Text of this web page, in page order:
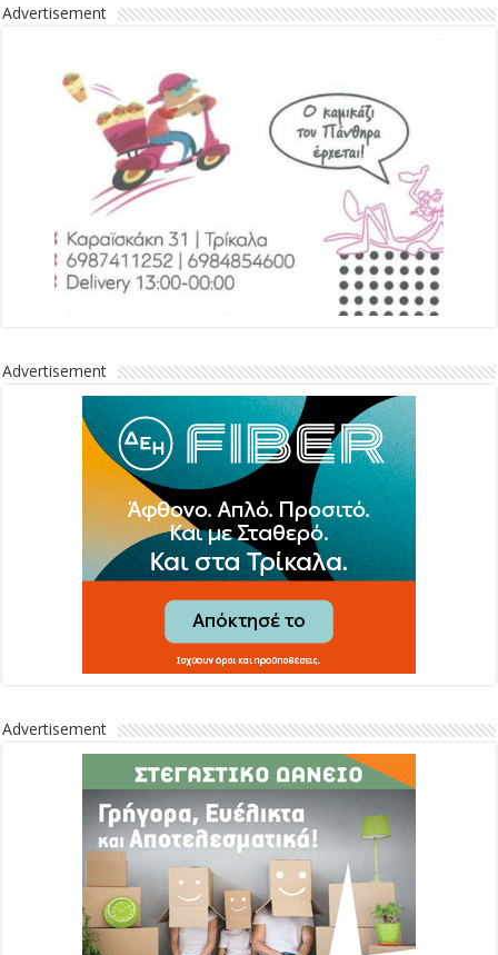
Advertisement
Advertisement
Advertisement